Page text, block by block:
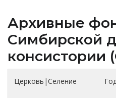
Архивные
Cимбирской
консистории
Церковь|Селение